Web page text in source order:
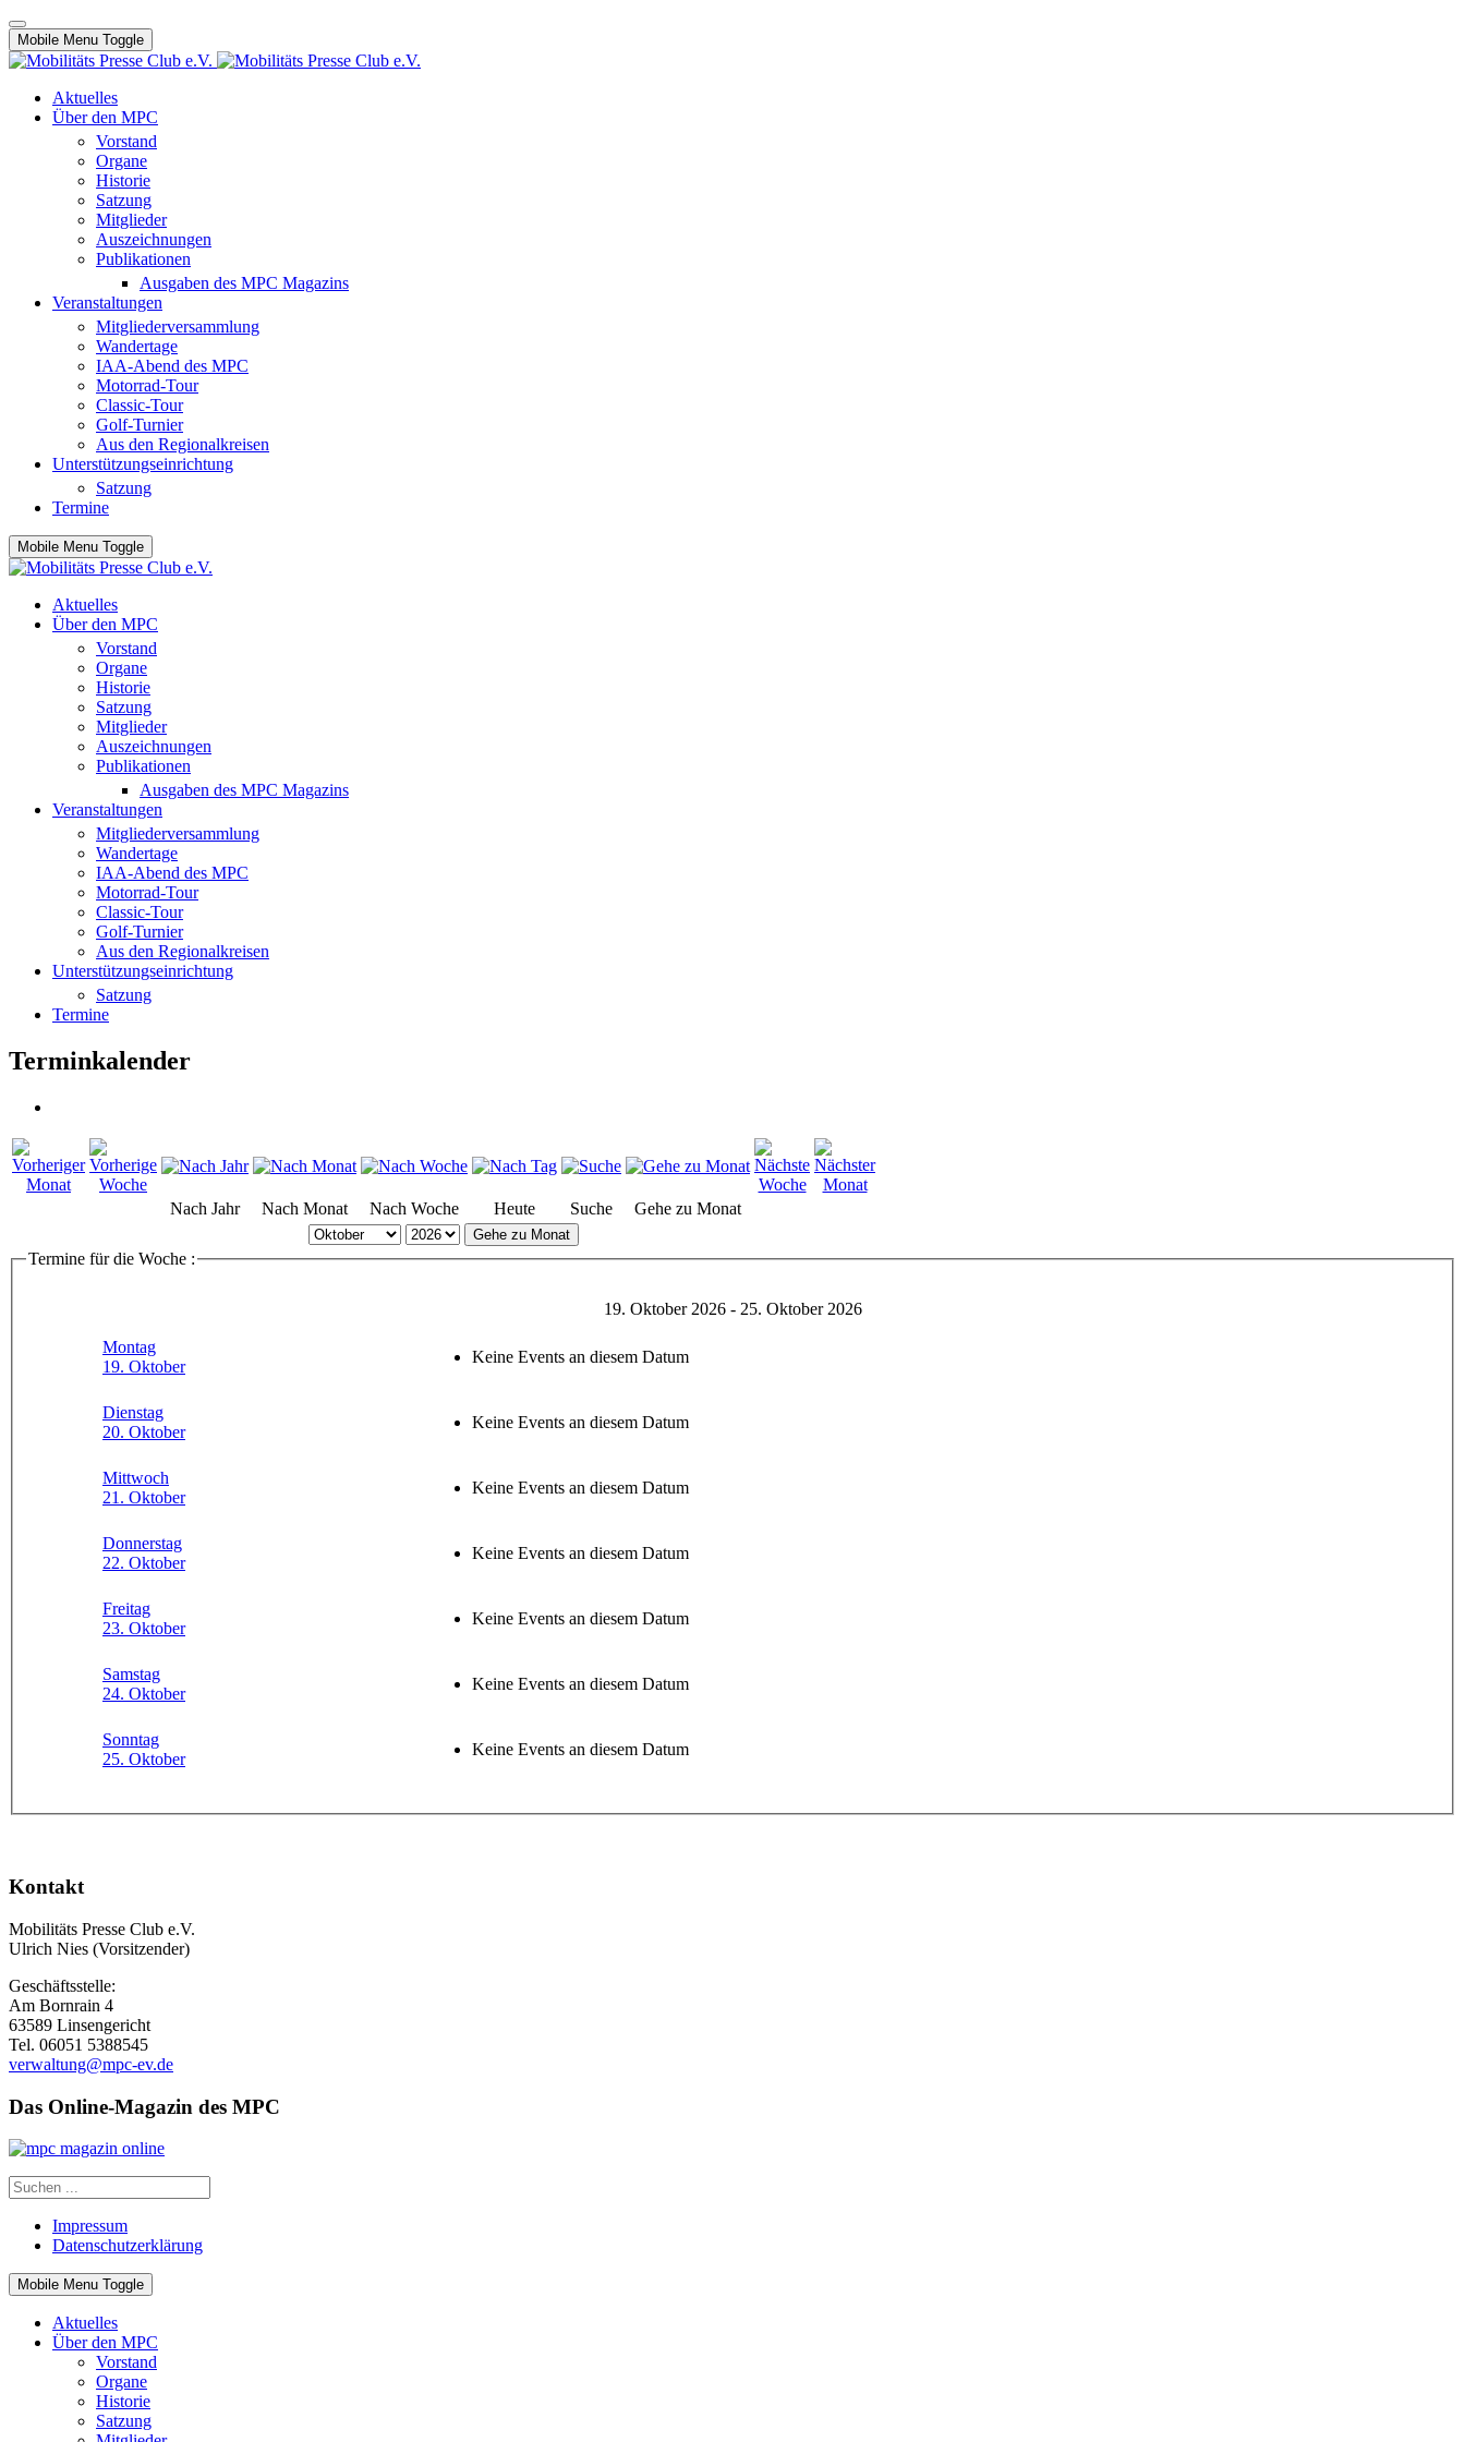
Mobile Menu Toggle
Aktuelles
Über den MPC
Vorstand
Organe
Historie
Satzung
Mitglieder
Auszeichnungen
Publikationen
Ausgaben des MPC Magazins
Veranstaltungen
Mitgliederversammlung
Wandertage
IAA-Abend des MPC
Motorrad-Tour
Classic-Tour
Golf-Turnier
Aus den Regionalkreisen
Unterstützungseinrichtung
Satzung
Termine
Mobile Menu Toggle
Aktuelles
Über den MPC
Vorstand
Organe
Historie
Satzung
Mitglieder
Auszeichnungen
Publikationen
Ausgaben des MPC Magazins
Veranstaltungen
Mitgliederversammlung
Wandertage
IAA-Abend des MPC
Motorrad-Tour
Classic-Tour
Golf-Turnier
Aus den Regionalkreisen
Unterstützungseinrichtung
Satzung
Termine
Terminkalender
Nach Jahr Nach Monat Nach Woche Heute Suche Gehe zu Monat
Gehe zu Monat
Termine für die Woche :
19. Oktober 2026 - 25. Oktober 2026
Montag
19. Oktober
Keine Events an diesem Datum
Dienstag
20. Oktober
Keine Events an diesem Datum
Mittwoch
21. Oktober
Keine Events an diesem Datum
Donnerstag
22. Oktober
Keine Events an diesem Datum
Freitag
23. Oktober
Keine Events an diesem Datum
Samstag
24. Oktober
Keine Events an diesem Datum
Sonntag
25. Oktober
Keine Events an diesem Datum
Kontakt
Mobilitäts Presse Club e.V.
Ulrich Nies (Vorsitzender)
Geschäftsstelle:
Am Bornrain 4
63589 Linsengericht
Tel. 06051 5388545
verwaltung@mpc-ev.de
Das Online-Magazin des MPC
Impressum
Datenschutzerklärung
Mobile Menu Toggle
Aktuelles
Über den MPC
Vorstand
Organe
Historie
Satzung